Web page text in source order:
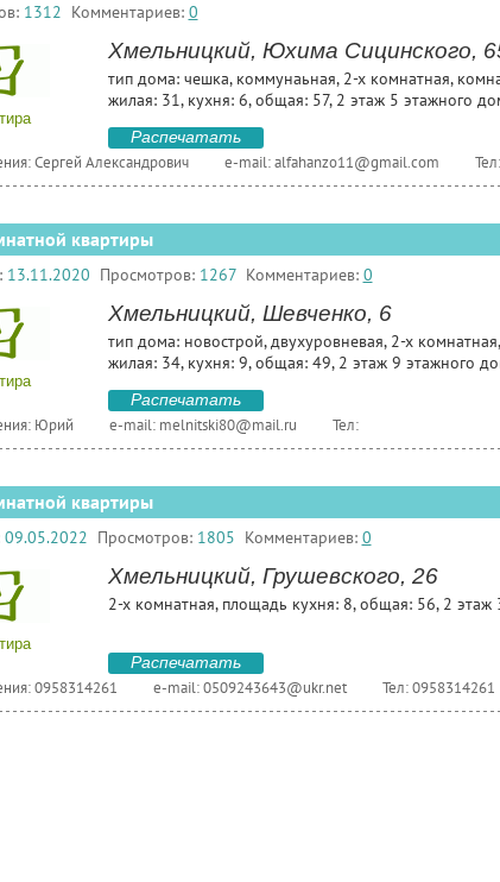
1312 Комментариев: 0
Хмельницкий, Юхима Сицинского,
тип дома: чешка, коммунаьная, 2-х комнатная,
жилая: 31, кухня: 6, общая: 57, 2 этаж 5 этажного
Распечатать
Сергей Александрович e-mail:alfahanzo11@gmail.com
квартиры
13.11.2020 Просмотров: 1267 Комментариев: 0
Хмельницкий, Шевченко, 6
тип дома: новострой, двухуровневая, 2-х
жилая: 34, кухня: 9, общая: 49, 2 этаж 9 этажного
Распечатать
Юрий e-mail: melnitski80@mail.ru Тел:
квартиры
09.05.2022 Просмотров: 1805 Комментариев: 0
Хмельницкий, Грушевского, 26
2-х комнатная, площадь кухня: 8, общая: 56, 2
Распечатать
0958314261 e-mail:0509243643@ukr.net Тел: 0958314261